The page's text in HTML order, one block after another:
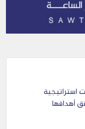
استراتيجية
أهدافها